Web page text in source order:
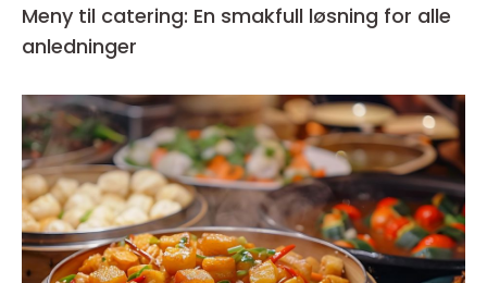
Meny til catering: En smakfull løsning for alle
anledninger